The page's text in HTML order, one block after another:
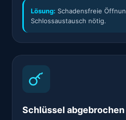
Lösung: Schadensfreie
Schlossaustausch nötig.
Schlüssel abgebrochen